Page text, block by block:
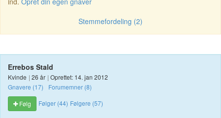
Stemmefordeling (2)
Errebos Stald
Kvinde | 26 år | Oprettet: 14. jan 2012
Gnavere (17)
Forumemner (8)
Følg
Følger (44) Følgere (57)